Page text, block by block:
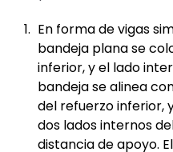
En forma de vigas
bandeja plana se
inferior, y el lado
bandeja se alinea
del refuerzo inferior,
dos lados internos
distancia de apoyo.